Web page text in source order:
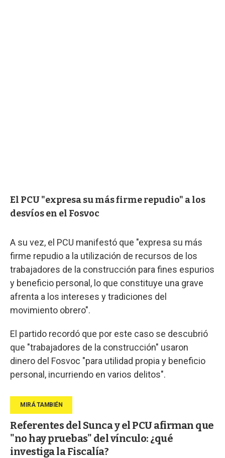
El PCU "expresa su más firme repudio" a los
desvíos en el Fosvoc
A su vez, el PCU manifestó que "expresa su más
firme repudio a la utilización de recursos de los
trabajadores de la construcción para fines espurios
y beneficio personal, lo que constituye una grave
afrenta a los intereses y tradiciones del
movimiento obrero".
El partido recordó que por este caso se descubrió
que "trabajadores de la construcción" usaron
dinero del Fosvoc "para utilidad propia y beneficio
personal, incurriendo en varios delitos".
Referentes del Sunca y el PCU afirman que
"no hay pruebas" del vínculo: ¿qué
investiga la Fiscalía?